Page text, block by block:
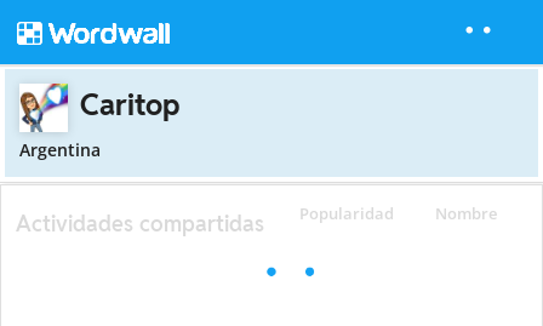
Caritop
Argentina
Popularidad Nombre
Actividades compartidas